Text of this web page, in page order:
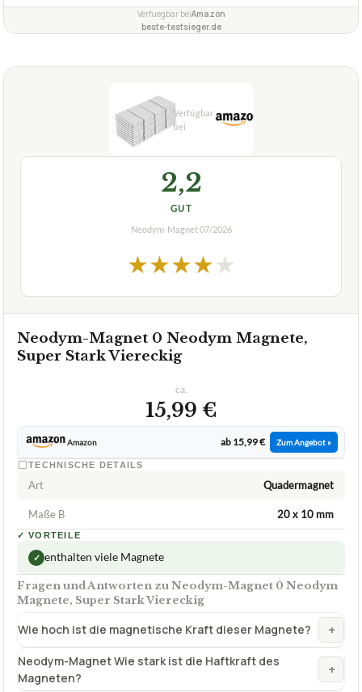
Verfuegbar beiAmazon
beste-testsieger.de
2,2
GUT
Neodym-Magnet07/2026
★★★★★
Neodym-Magnet 0 Neodym Magnete,
Super Stark Viereckig
ca.
15,99 €
Amazon ab 15,99 € Zum Angebot »
TECHNISCHE DETAILS
Art Quadermagnet
Maße B 20 x 10 mm
✓ VORTEILE
✓ enthalten viele Magnete
Fragen und Antworten zu Neodym-Magnet 0 Neodym
Magnete, Super Stark Viereckig
Wie hoch ist die magnetische Kraft dieser Magnete? +
Neodym-Magnet Wie stark ist die Haftkraft des
Magneten?
+